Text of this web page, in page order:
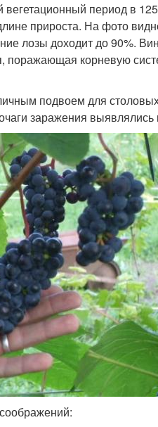
период в
прироста. На фото
лозы доходит до 90%.
поражающая корневую
подвоем для
заражения выявлялись